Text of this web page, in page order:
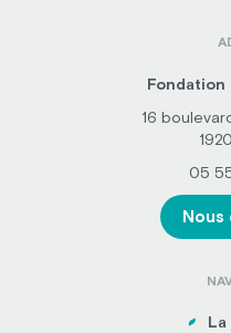
Fondation
16
05
La